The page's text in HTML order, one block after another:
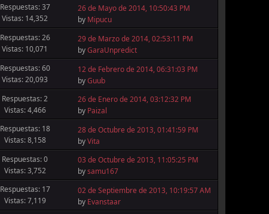
Respuestas: 37
Vistas: 14,352
26 de Mayo de 2014, 10:50:43 PM
by Mipucu
Respuestas: 26
Vistas: 10,071
29 de Marzo de 2014, 02:53:11 PM
byGaraUnpredict
Respuestas: 60
Vistas: 20,093
12 de Febrero de 2014, 06:31:03 PM
byGuub
Respuestas: 2
Vistas: 4,466
26 de Enero de 2014, 03:12:32 PM
by Paizal
Respuestas: 18
Vistas: 8,158
28 de Octubre de 2013, 01:41:59 PM
byVita
Respuestas: 0
Vistas: 3,752
03 de Octubre de 2013, 11:05:25 PM
bysamu167
Respuestas: 17
Vistas: 7,119
02 de Septiembre de 2013, 10:19:57 AM
by Evanstaar